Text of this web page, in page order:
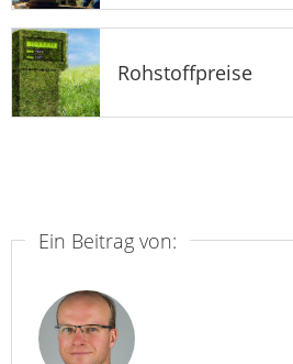
Rohstoffpreise
Ein Beitrag von: